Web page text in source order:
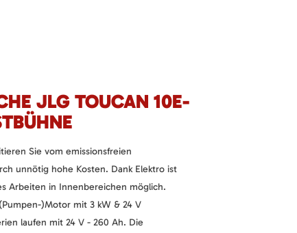
JLG TOUCAN 10E-
Sie vom emissionsfreien
unnötig hohe Kosten. Dank Elektro ist
Arbeiten in Innenbereichen möglich.
)Motor mit 3 kW & 24 V
laufen mit 24 V - 260 Ah. Die